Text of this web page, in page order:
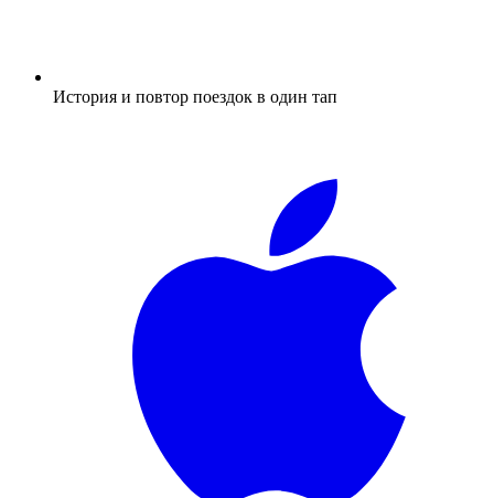
История и повтор поездок в один тап